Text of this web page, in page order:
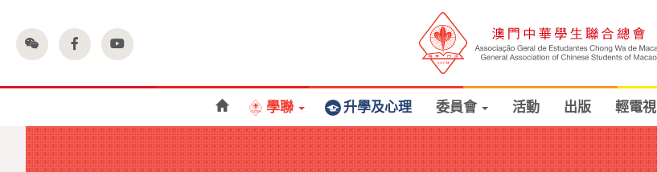
學聯 升學及心理 委員會 活動 出版 輕電視